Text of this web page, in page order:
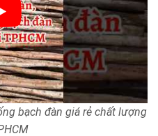
bạch đàn giá rẻ chất lượng